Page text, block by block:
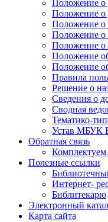
Положение о
Положение о
Положение
Положение о
Положение о
Положение
Положение
Правила
Решение о
Сведения о
Сводная
Тематико-
Устав МБУК
Обратная связь
Полезные ссылки
Интернет-
Библитекарю
Электронный
Карта сайта